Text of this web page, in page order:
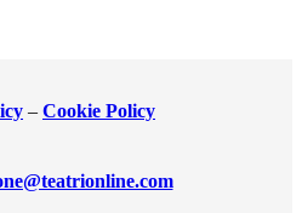
– Cookie Policy